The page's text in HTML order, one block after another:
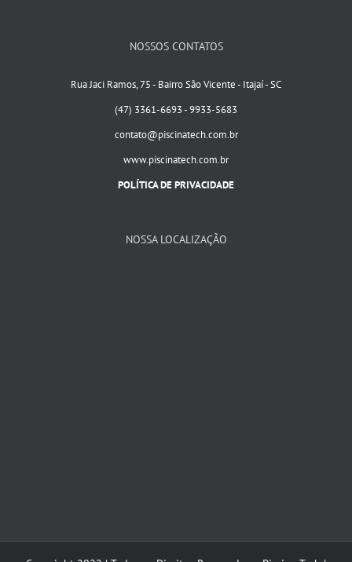
NOSSOS CONTATOS
Rua Jaci Ramos, 75 - Bairro São Vicente - Itajaí - SC
(47) 3361-6693 - 9933-5683
contato@piscinatech.com.br
www.piscinatech.com.br
POLÍTICA DE PRIVACIDADE
NOSSA LOCALIZAÇÃO